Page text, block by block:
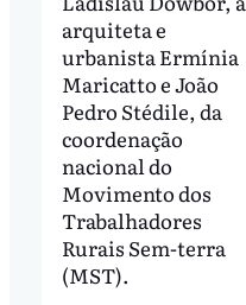
arquiteta e
urbanista Ermínia
Maricatto e João
Pedro Stédile, da
coordenação
nacional do
Movimento dos
Trabalhadores
Rurais Sem-terra
(MST).